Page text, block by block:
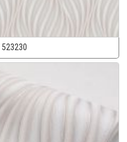
523230